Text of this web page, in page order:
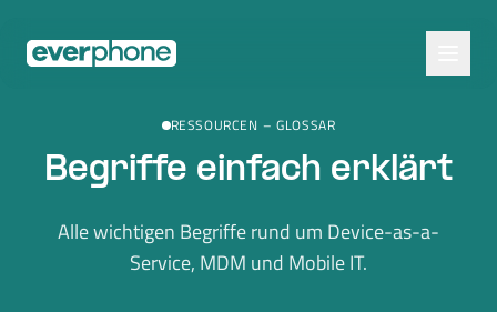
RESSOURCEN – GLOSSAR
Begriffe einfach erklärt
Alle wichtigen Begriffe rund um Device-as-a-
Service, MDM und Mobile IT.